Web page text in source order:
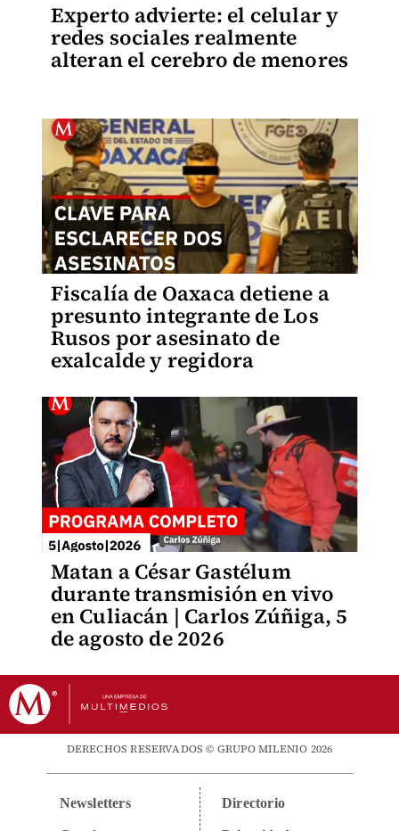
Experto advierte: el celular y
redes sociales realmente
alteran el cerebro de menores
Fiscalía de Oaxaca detiene a
presunto integrante de Los
Rusos por asesinato de
exalcalde y regidora
Matan a César Gastélum
durante transmisión en vivo
en Culiacán | Carlos Zúñiga, 5
de agosto de 2026
DERECHOS RESERVADOS © GRUPO MILENIO 2026
Newsletters Directorio